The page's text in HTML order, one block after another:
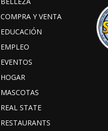
COMPRA Y VENTA
EDUCACIÓN
EMPLEO
EVENTOS
HOGAR
MASCOTAS
REAL STATE
RESTAURANTS